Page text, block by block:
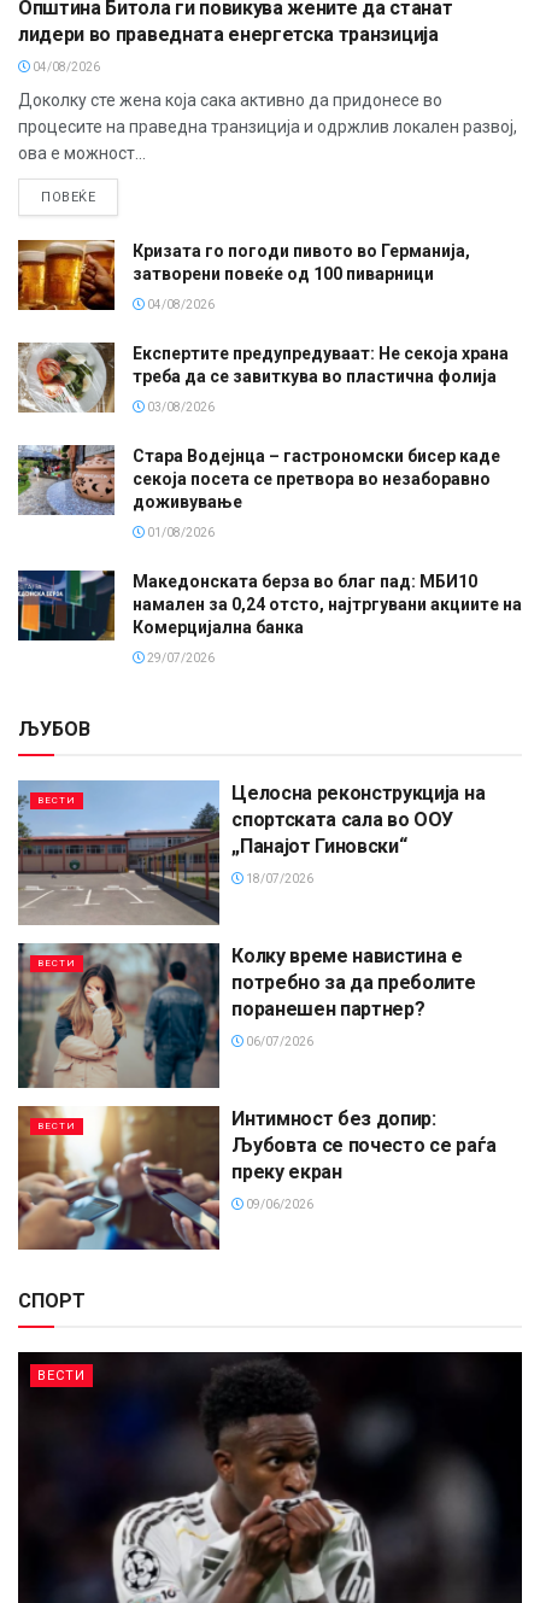
Општина Битола ги повикува жените да станат
лидери во праведната енергетска транзиција
04/08/2026
Доколку сте жена која сака активно да придонесе во
процесите на праведна транзиција и одржлив локален развој,
ова е можност...
ПОВЕЌЕ
Кризата го погоди пивото во Германија,
затворени повеќе од 100 пиварници
04/08/2026
Експертите предупредуваат: Не секоја храна
треба да се завиткува во пластична фолија
03/08/2026
Стара Водејнца – гастрономски бисер каде
секоја посета се претвора во незаборавно
доживување
01/08/2026
Македонската берза во благ пад: МБИ10
намален за 0,24 отсто, најтргувани акциите на
Комерцијална банка
29/07/2026
ЉУБОВ
ВЕСТИ
Целосна реконструкција на
спортската сала во ООУ
„Панајот Гиновски“
18/07/2026
ВЕСТИ
Колку време навистина е
потребно за да преболите
поранешен партнер?
06/07/2026
ВЕСТИ
Интимност без допир:
Љубовта се почесто се раѓа
преку екран
09/06/2026
СПОРТ
ВЕСТИ